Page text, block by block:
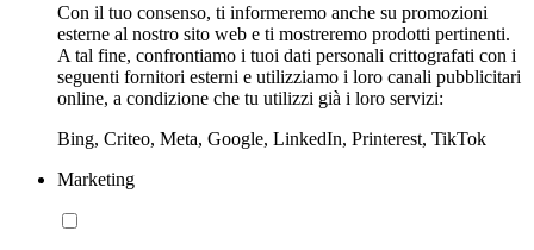
Con il tuo consenso, ti informeremo anche su promozioni
esterne al nostro sito web e ti mostreremo prodotti pertinenti.
A tal fine, confrontiamo i tuoi dati personali crittografati con i
seguenti fornitori esterni e utilizziamo i loro canali pubblicitari
online, a condizione che tu utilizzi già i loro servizi:
Bing, Criteo, Meta, Google, LinkedIn, Printerest, TikTok
Marketing